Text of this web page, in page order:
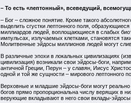
– То есть «лептонный», всеведущий,
– Бог – сложное понятие. Кроме такого
выделить сгустки лептонного поля,
миллиардов людей, воплощающиеся в слабых
импульсах, излучаемых клетками, становятся
Молитвенные эйдосы миллионов людей могут
В различные эпохи в локальных цивилизациях
цивилизация) возникали свои эйдосы-боги,
античной Греции, Перун – у славян, Иисус
одной и той же сущности – мирового лептонного
Верховные и младшие эйдосы-боги могут
богов прямо пропорциональна числу верящих в
верующие вкладывают в него свои вклады-